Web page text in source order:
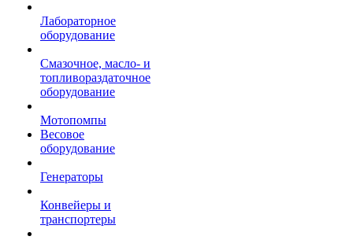
Лабораторное
оборудование
Смазочное, масло- и
топливораздаточное
оборудование
Мотопомпы
Весовое
оборудование
Генераторы
Конвейеры и
транспортеры